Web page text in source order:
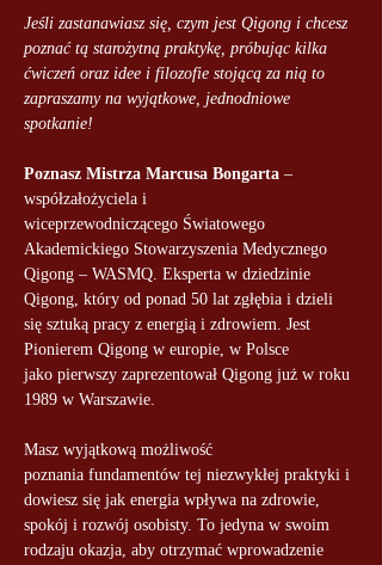
Jeśli zastanawiasz się, czym jest Qigong i chcesz
poznać tą starożytną praktykę, próbując kilka
ćwiczeń oraz idee i filozofie stojącą za nią to
zapraszamy na wyjątkowe, jednodniowe
spotkanie!
Poznasz Mistrza Marcusa Bongarta –
współzałożyciela i
wiceprzewodniczącego Światowego
Akademickiego Stowarzyszenia Medycznego
Qigong – WASMQ. Eksperta w dziedzinie
Qigong, który od ponad 50 lat zgłębia i dzieli
się sztuką pracy z energią i zdrowiem. Jest
Pionierem Qigong w europie, w Polsce
jako pierwszy zaprezentował Qigong już w roku
1989 w Warszawie.
Masz wyjątkową możliwość
poznania fundamentów tej niezwykłej praktyki i
dowiesz się jak energia wpływa na zdrowie,
spokój i rozwój osobisty. To jedyna w swoim
rodzaju okazja, aby otrzymać wprowadzenie